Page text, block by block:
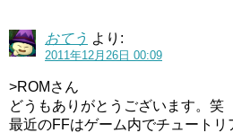
おてう より:
2011年12月26日 00:09
>ROMさん
どうもありがとうございます。笑
最近のFFはゲーム内でチュート